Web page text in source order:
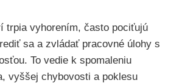
trpia vyhorením, často pociťujú
sa a zvládať pracovné úlohy s
To vedie k spomaleniu
vyššej chybovosti a poklesu